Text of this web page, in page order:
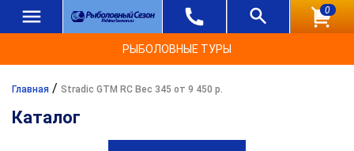
0
РЫБОЛОВНЫЕ ТУРЫ
Главная / Stradic GTM RC Вес 345 от 9 450 р.
Каталог